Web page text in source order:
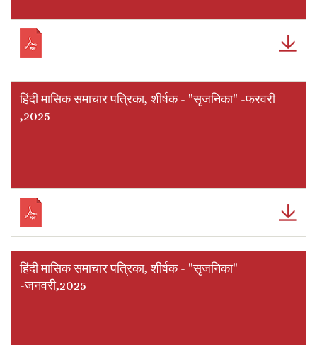
हिंदी मासिक समाचार पत्रिका, शीर्षक - "सृजनिका" -फरवरी
,2025
हिंदी मासिक समाचार पत्रिका, शीर्षक - "सृजनिका"
-जनवरी,2025